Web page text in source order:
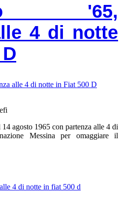
'65,
4 di notte
agosto 1965 con partenza alle 4 di
Messina per omaggiare il
4 di notte in fiat 500 d